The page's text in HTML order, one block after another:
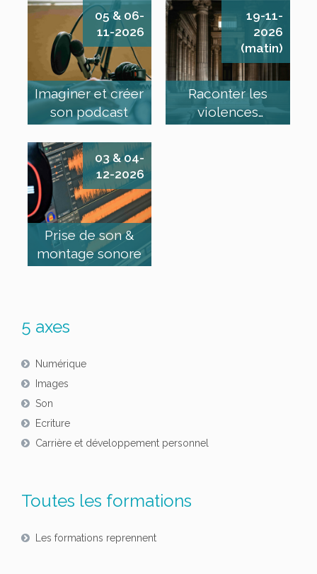
Discover
Imaginer et créer
son podcast
05 & 06-
11-2026
Raconter les
violences
19-11-
2026
(matin)
Prise de son &
montage sonore
03 & 04-
12-2026
5 axes
Numérique
Images
Son
Ecriture
Carrière et développement personnel
Toutes les formations
Les formations reprennent